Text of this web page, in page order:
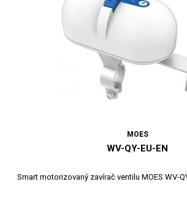
MOES
WV-QY-EU-EN
Smart motorizovaný zavírač ventilu MOES WV-